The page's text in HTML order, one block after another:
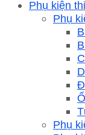
Phụ kiện
Phụ
Phụ